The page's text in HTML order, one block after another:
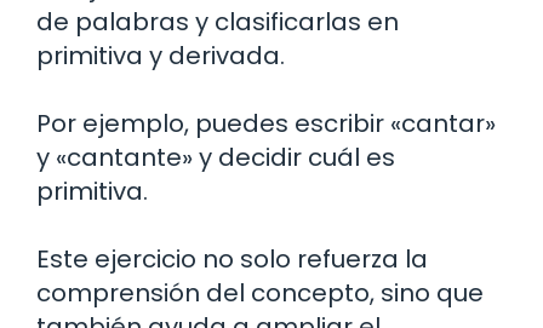
de palabras y clasificarlas en
primitiva y derivada.
Por ejemplo, puedes escribir «cantar»
y «cantante» y decidir cuál es
primitiva.
Este ejercicio no solo refuerza la
comprensión del concepto, sino que